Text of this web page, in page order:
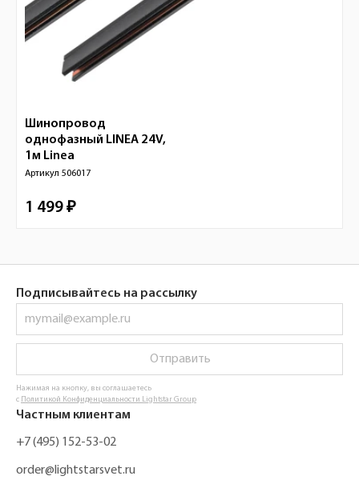
Шинопровод
однофазный LINEA 24V,
1м Linea
Артикул 506017
1 499 ₽
Подписывайтесь на рассылку
Отправить
Нажимая на кнопку, вы соглашаетесь
с Политикой Конфиденциальности Lightstar Group
Частным клиентам
+7 (495) 152-53-02
order@lightstarsvet.ru